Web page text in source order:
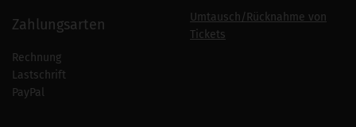
Zahlungsarten
Rechnung
Lastschrift
PayPal
Umtausch/Rücknahme von
Tickets